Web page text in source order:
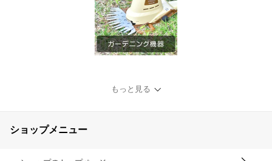
もっと見る
ショップメニュー